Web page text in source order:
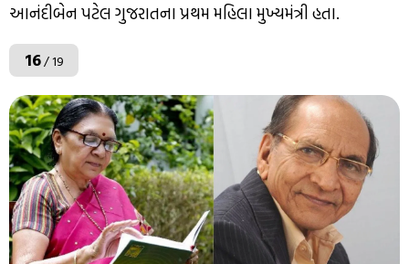
આનંદીબેન પટેલ ગુજરાતના પ્રથમ મહિલા મુખ્યમંત્રી હતા.
16/ 19